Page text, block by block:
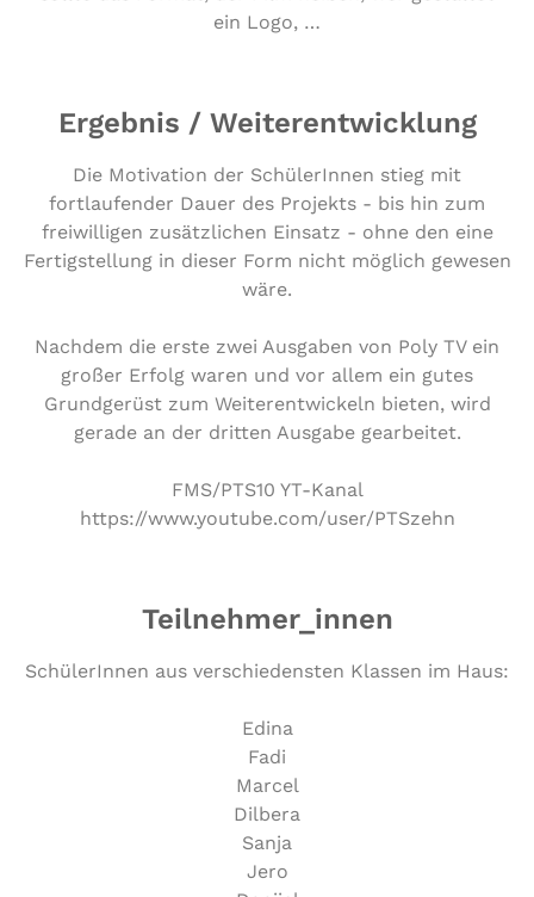
ein Logo, …
Ergebnis / Weiterentwicklung
Die Motivation der SchülerInnen stieg mit
fortlaufender Dauer des Projekts - bis hin zum
freiwilligen zusätzlichen Einsatz - ohne den eine
Fertigstellung in dieser Form nicht möglich gewesen
wäre.
Nachdem die erste zwei Ausgaben von Poly TV ein
großer Erfolg waren und vor allem ein gutes
Grundgerüst zum Weiterentwickeln bieten, wird
gerade an der dritten Ausgabe gearbeitet.
FMS/PTS10 YT-Kanal
https://www.youtube.com/user/PTSzehn
Teilnehmer_innen
Schü­le­rIn­nen aus ver­schie­dens­ten Klassen im Haus:
Edina
Fadi
Marcel
Dilbera
Sanja
Jero